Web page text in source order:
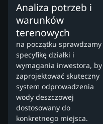
Analiza potrzeb i
warunków
terenowych
na początku sprawdzamy
specyfikę działki i
wymagania inwestora, by
zaprojektować skuteczny
system odprowadzenia
wody deszczowej
dostosowany do
konkretnego miejsca.